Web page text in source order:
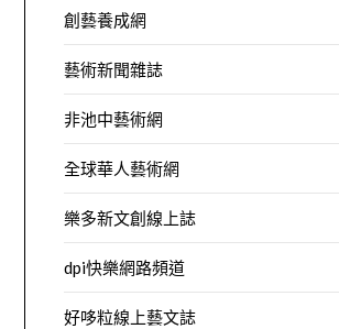
創藝養成網
藝術新聞雜誌
非池中藝術網
全球華人藝術網
樂多新文創線上誌
dpi快樂網路頻道
好哆粒線上藝文誌